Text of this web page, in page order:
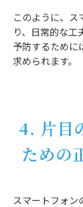
このように、
り、日常的な工
予防するために
求められます。
4. 片目
ための
スマートフォン